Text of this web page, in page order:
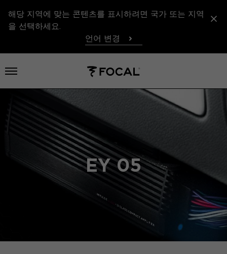
해당 지역에 맞는 콘텐츠를 표시하려면 국가 또는 지역
을 선택하세요.
언어 변경
메뉴 열기
EY 05